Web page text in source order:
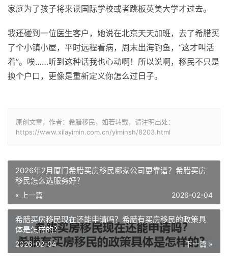
家庭为了孩子将来读国际学校或者跳板英美大学才过去。
我还碰到一位医生客户，她说在北京天天加班，去了希腊买
了个小镇小屋，平时远程看病，周末出海钓鱼，“这才叫活
着”。唉……听到这种话我也心动啊！所以说啊，移民不只是
换个户口，更像是重新定义你怎么过日子。
原创文章，作者：希腊移民，如若转载，请注明出处：
https://www.xilayimin.com.cn/yiminsh/8203.html
2026年2月厦门希腊买房移民哪家公司更靠谱？希腊买房
移民怎么选服务好？
« 上一篇 2026-02-04
希腊买房移民现在还能申请吗？希腊有买房移民的政策具
体是怎样的？
下一篇 »
2026-02-04